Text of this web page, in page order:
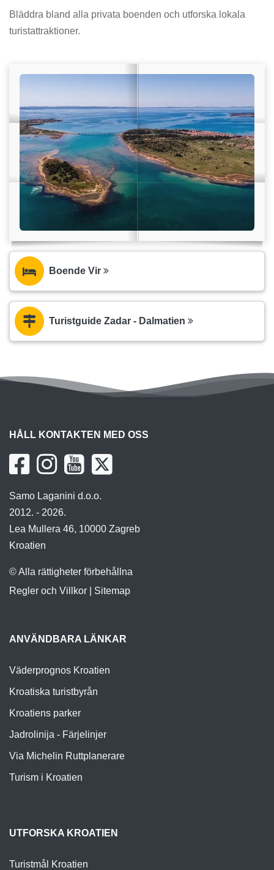
Bläddra bland alla privata boenden och utforska lokala
turistattraktioner.
Boende Vir
Turistguide Zadar - Dalmatien
HÅLL KONTAKTEN MED OSS
Samo Laganini d.o.o.
2012. - 2026.
Lea Mullera 46, 10000 Zagreb
Kroatien
© Alla rättigheter förbehållna
Regler och Villkor
Sitemap
ANVÄNDBARA LÄNKAR
Väderprognos Kroatien
Kroatiska turistbyrån
Kroatiens parker
Jadrolinija - Färjelinjer
Via Michelin Ruttplanerare
Turism i Kroatien
UTFORSKA KROATIEN
Turistmål Kroatien